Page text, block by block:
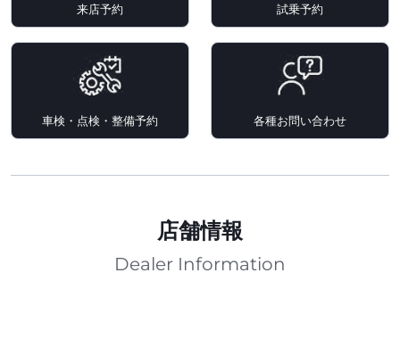
来店予約 試乗予約
車検・点検・整備予約 各種お問い合わせ
店舗情報
Dealer Information